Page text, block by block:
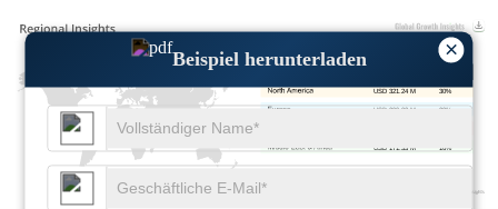
×
Beispiel herunterladen
16%
USD 171.33 M
28%
USD 299.82 M
30%
USD 321.24 M